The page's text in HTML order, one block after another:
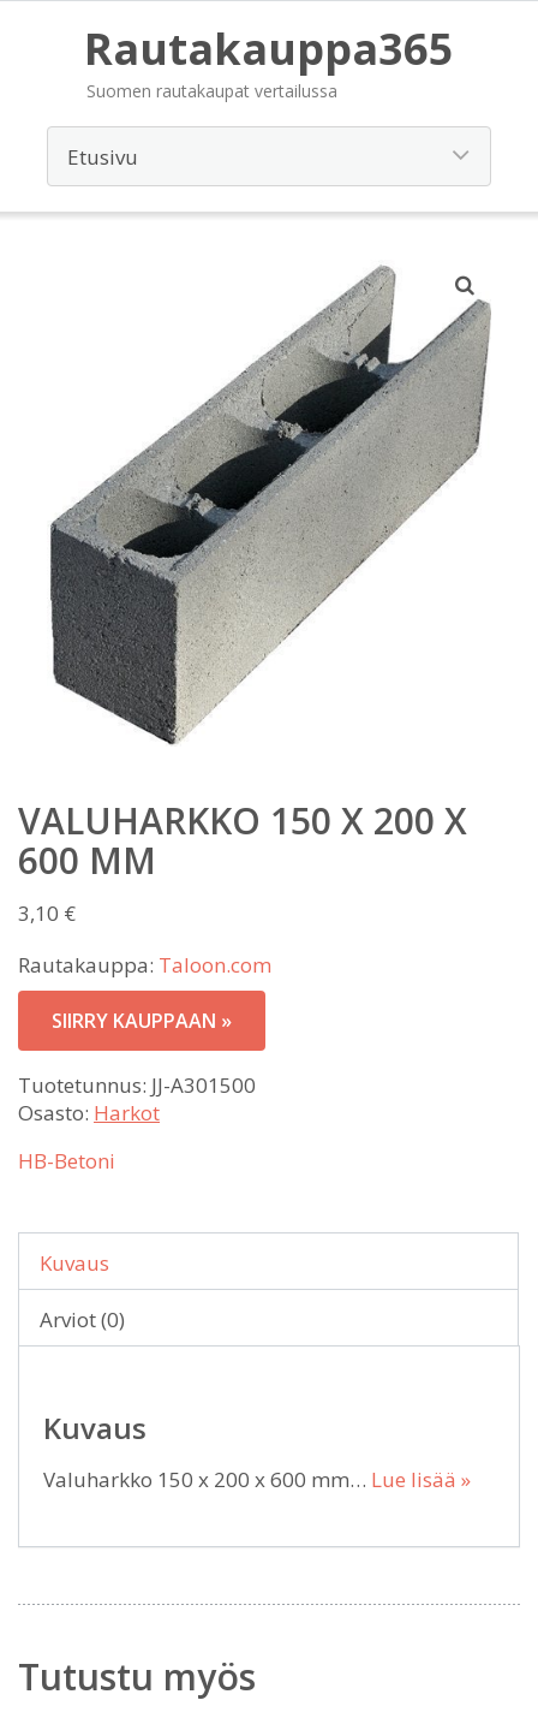
Rautakauppa365
Suomen rautakaupat vertailussa
VALUHARKKO 150 X 200 X
600 MM
3,10 €
Rautakauppa: Taloon.com
SIIRRY KAUPPAAN »
Tuotetunnus: JJ-A301500
Osasto: Harkot
HB-Betoni
Kuvaus
Arviot (0)
Kuvaus
Valuharkko 150 x 200 x 600 mm… Lue lisää »
Tutustu myös